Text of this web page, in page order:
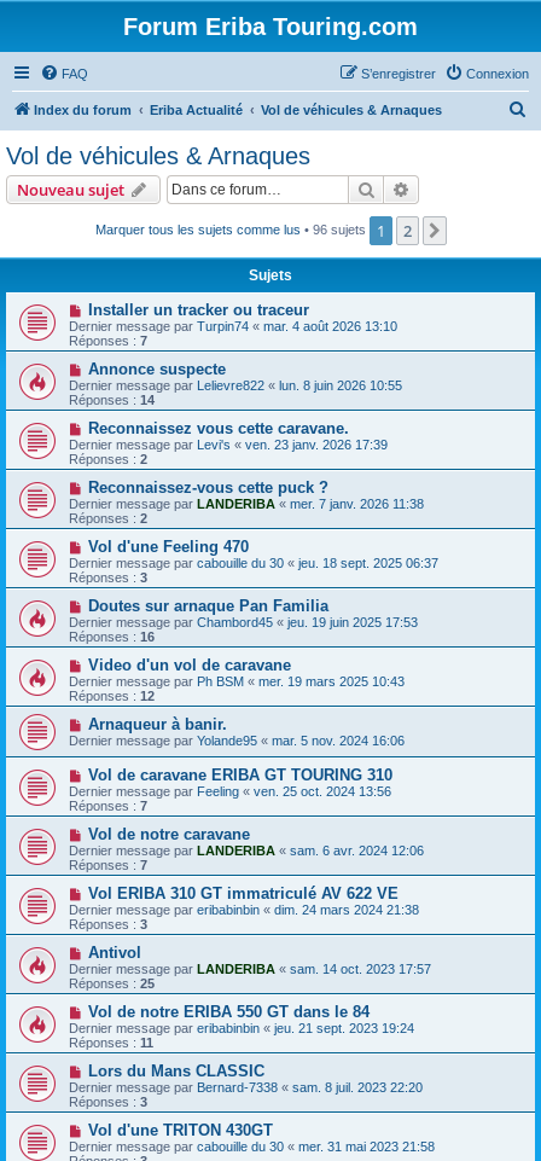
Forum Eriba Touring.com
FAQ Connexion
S’enregistrer
Index du forum Eriba Actualité Vol de véhicules & Arnaques
Vol de véhicules & Arnaques
Nouveau sujet Rechercher
Marquer tous les sujets comme lus • 96 sujets 1 2
Sujets
Installer un tracker ou traceur
Dernier message par Turpin74 « mar. 4 août 2026 13:10
Réponses : 7
Annonce suspecte
Dernier message par Lelievre822 « lun. 8 juin 2026 10:55
Réponses : 14
Reconnaissez vous cette caravane.
Dernier message par Levi's « ven. 23 janv. 2026 17:39
Réponses : 2
Reconnaissez-vous cette puck ?
Dernier message par LANDERIBA « mer. 7 janv. 2026 11:38
Réponses : 2
Vol d'une Feeling 470
Dernier message par cabouille du 30 « jeu. 18 sept. 2025 06:37
Réponses : 3
Doutes sur arnaque Pan Familia
Dernier message par Chambord45 « jeu. 19 juin 2025 17:53
Réponses : 16
Video d'un vol de caravane
Dernier message par Ph BSM « mer. 19 mars 2025 10:43
Réponses : 12
Arnaqueur à banir.
Dernier message par Yolande95 « mar. 5 nov. 2024 16:06
Vol de caravane ERIBA GT TOURING 310
Dernier message par Feeling « ven. 25 oct. 2024 13:56
Réponses : 7
Vol de notre caravane
Dernier message par LANDERIBA « sam. 6 avr. 2024 12:06
Réponses : 7
Vol ERIBA 310 GT immatriculé AV 622 VE
Dernier message par eribabinbin « dim. 24 mars 2024 21:38
Réponses : 3
Antivol
Dernier message par LANDERIBA « sam. 14 oct. 2023 17:57
Réponses : 25
Vol de notre ERIBA 550 GT dans le 84
Dernier message par eribabinbin « jeu. 21 sept. 2023 19:24
Réponses : 11
Lors du Mans CLASSIC
Dernier message par Bernard-7338 « sam. 8 juil. 2023 22:20
Réponses : 3
Vol d'une TRITON 430GT
Dernier message par cabouille du 30 « mer. 31 mai 2023 21:58